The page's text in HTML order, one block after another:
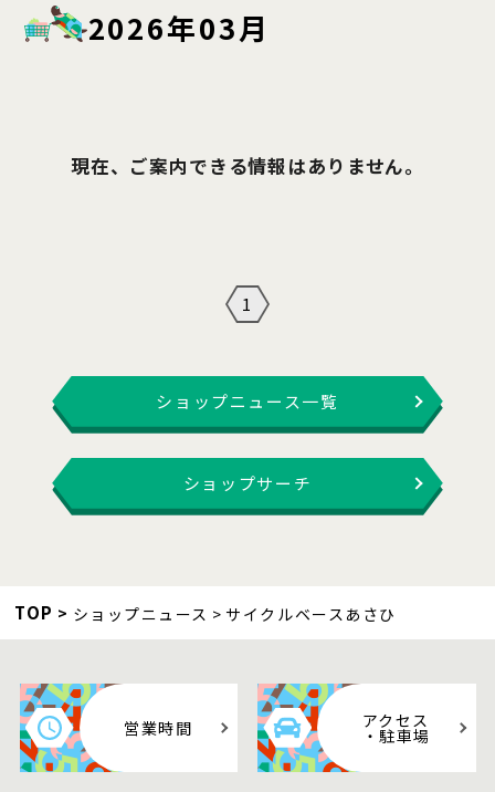
2026年03月
現在、ご案内できる情報はありません。
1
ショップニュース一覧
ショップサーチ
TOP ショップニュース サイクルベースあさひ
営業時間 アクセス
・駐車場